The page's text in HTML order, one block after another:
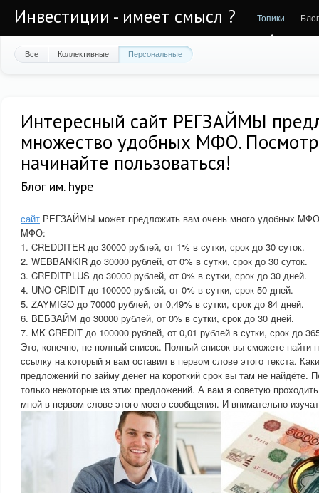
Инвестиции - имеет смысл ? Топики
Все Коллективные Персональные
Интересный сайт РЕГЗАЙМЫ
множество удобных МФО.
начинайте пользоваться!
Блог им. hype
сайт РЕГЗАЙМЫ может предложить вам очень много удобных МФО.
МФО:
1. CREDDITER до 30000 рублей, от 1% в сутки, срок до 30 суток.
2. WEBBANKIR до 30000 рублей, от 0% в сутки, срок до 30 суток.
3. CREDITPLUS до 30000 рублей, от 0% в сутки, срок до 30 дней.
4. UNO CRIDIT до 100000 рублей, от 0% в сутки, срок 50 дней.
5. ZAYMIGO до 70000 рублей, от 0,49% в сутки, срок до 84 дней.
6. ВЕБЗАЙМ до 30000 рублей, от 0% в сутки, срок до 30 дней.
7. MK CREDIT до 100000 рублей, от 0,01 рублей в сутки, срок до
Это, конечно, не полный список. Полный список вы сможете
ссылку на который я вам оставил в первом слове этого текста.
предложений по займу денег на короткий срок вы там не найдёте.
только некоторые из этих предложений. А вам я советую
мной в первом слове этого моего сообщения. И внимательно